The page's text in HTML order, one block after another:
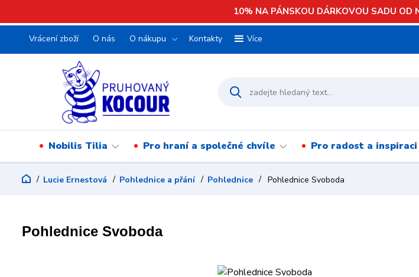
10% NA PÁNSKOU DÁRKOVOU SADU OD
Vrácení zboží O nás O nákupu Kontakty Více
Nobilis Tilia Pro hraní a společné chvíle Pro radost a inspiraci
Lucie Ernestová Pohlednice a přání Pohlednice Pohlednice Svoboda
Pohlednice Svoboda